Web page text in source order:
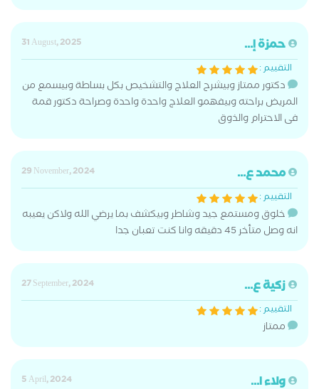
حمزة إ...
31 August, 2025
التقييم :
دكتور ممتاز وبيشرح العلاج والتشخيص بكل بساطة وبيسمع من
المريض براحته وبيفهمو العلاج واحدة واحدة وصراحة دكتور قمة
فى الاحترام والذوق
محمد ع...
29 November, 2024
التقييم :
خلوق ومستمع جيد وشاطر وبيكشف بما يرضي الله ولاكن يعيبه
انه وصل متأخر 45 دقيقه وانا كنت تعبان جدا
زكية ع...
27 September, 2024
التقييم :
ممتاز
ولاء ا... 5 April, 2024